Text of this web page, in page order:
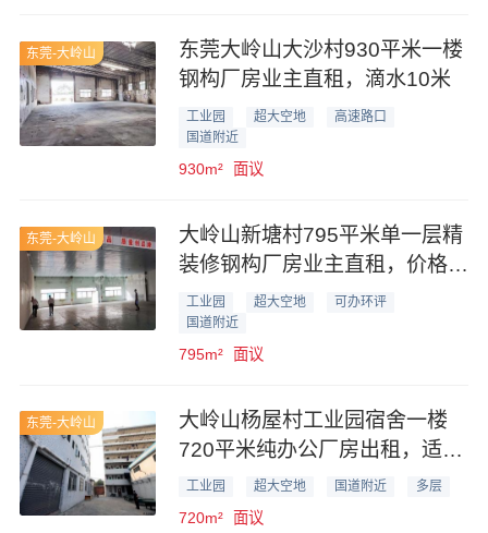
东莞-大岭山
东莞大岭山大沙村930平米一楼
钢构厂房业主直租，滴水10米
工业园 超大空地
高速路口
国道附近
930m² 面议
东莞-大岭山
大岭山新塘村795平米单一层精
装修钢构厂房业主直租，价格优
惠
工业园 超大空地
可办环评
国道附近
795m² 面议
东莞-大岭山
大岭山杨屋村工业园宿舍一楼
720平米纯办公厂房出租，适合
电商办公行业
工业园 超大空地 国道附近 多层
720m² 面议